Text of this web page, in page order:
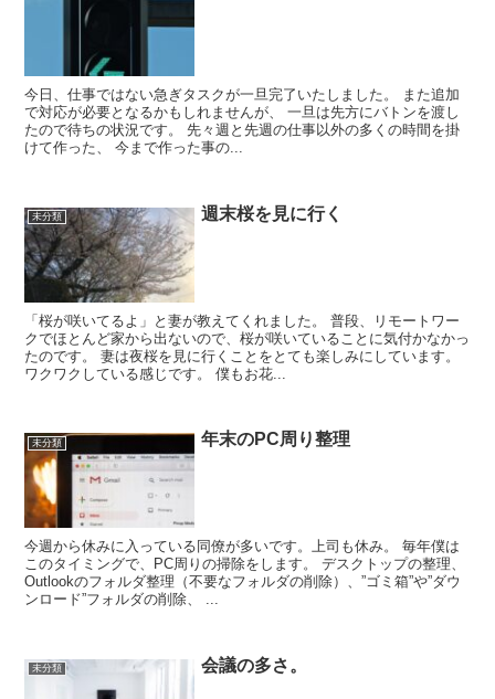
今日、仕事ではない急ぎタスクが一旦完了いたしました。 また追加
で対応が必要となるかもしれませんが、 一旦は先方にバトンを渡し
たので待ちの状況です。 先々週と先週の仕事以外の多くの時間を掛
けて作った、 今まで作った事の...
未分類 週末桜を見に行く
「桜が咲いてるよ」と妻が教えてくれました。 普段、リモートワー
クでほとんど家から出ないので、桜が咲いていることに気付かなかっ
たのです。 妻は夜桜を見に行くことをとても楽しみにしています。
ワクワクしている感じです。 僕もお花...
未分類 年末のPC周り整理
今週から休みに入っている同僚が多いです。上司も休み。 毎年僕は
このタイミングで、PC周りの掃除をします。 デスクトップの整理、
Outlookのフォルダ整理（不要なフォルダの削除）、”ゴミ箱”や”ダウ
ンロード”フォルダの削除、 ...
未分類 会議の多さ。